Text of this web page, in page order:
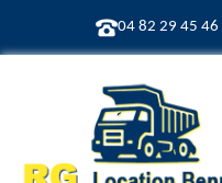
04 82 29 45 46